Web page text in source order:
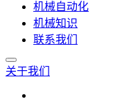
机械自动化
机械知识
联系我们
关于我们